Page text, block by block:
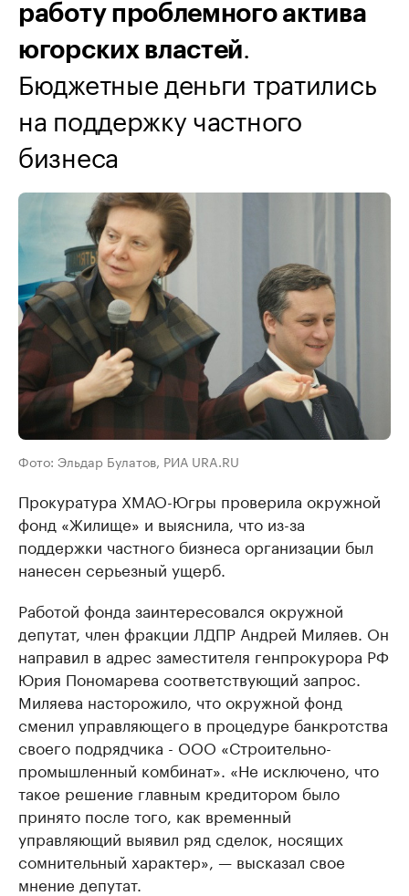
работу проблемного актива
югорских властей.
Бюджетные деньги тратились
на поддержку частного
бизнеса
Фото: Эльдар Булатов, РИА URA.RU
​Прокуратура ХМАО-Югры проверила окружной
фонд «Жилище» и выяснила, что из-за
поддержки частного бизнеса организации был
нанесен серьезный ущерб.
Работой фонда заинтересовался окружной
депутат, член фракции ЛДПР Андрей Миляев. Он
направил в адрес заместителя генпрокурора РФ
Юрия Пономарева соответствующий запрос.​
Миляева насторожило, что окружной фонд
сменил управляющего в процедуре банкротства
своего подрядчика - ООО «Строительно-
промышленный комбинат». «Не исключено, что
такое решение главным кредитором было
принято после того, как временный
управляющий выявил ряд сделок, носящих
сомнительный характер», — высказал свое
мнение депутат.